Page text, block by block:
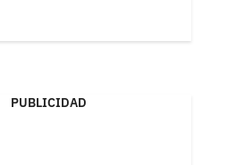
PUBLICIDAD